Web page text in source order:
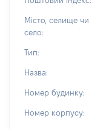
Місто, селище чи
село:
Тип:
Назва:
Номер будинку:
Номер корпусу: